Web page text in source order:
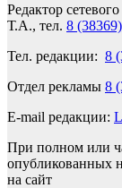
Редактор
Т.А., тел. 8
Тел. редакции: 8
Отдел рекламы 8
E-mail редакции:
При полном или
опубликованных
на сайт